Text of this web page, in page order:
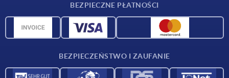
Dane CAD
BEZPIECZNE PŁATNOŚCI
BEZPIECZEŃSTWO I ZAUFANIE